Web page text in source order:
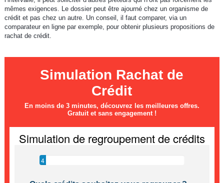
mêmes exigences. Le dossier peut être ajourné chez un organisme de
crédit et pas chez un autre. Un conseil, il faut comparer, via un
comparateur en ligne par exemple, pour obtenir plusieurs propositions de
rachat de crédit.
Simulation Rachat de
Crédit
En moins de 3 minutes, découvrez les meilleures offres.
Gratuit et sans engagement !